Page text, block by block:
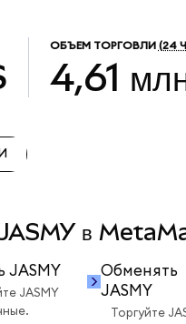
ОБЪЕМ ТОРГОВЛИ (24
4,61
JASMY в
JASMY
JASMY
Обменять
JASMY
Торгуйте